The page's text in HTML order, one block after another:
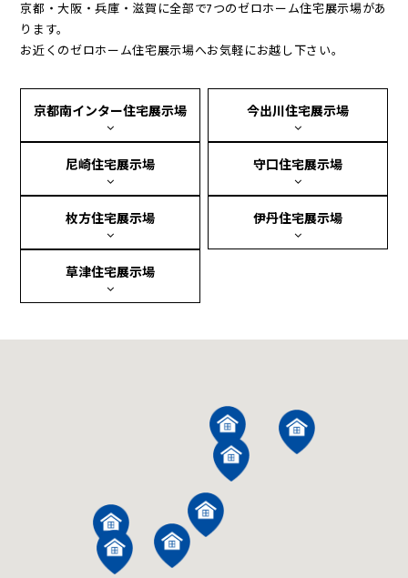
京都・大阪・兵庫・滋賀に全部で7つのゼロホーム住宅展示場があ
ります。
お近くのゼロホーム住宅展示場へお気軽にお越し下さい。
京都南インター住宅展示場 今出川住宅展示場
尼崎住宅展示場 守口住宅展示場
枚方住宅展示場 伊丹住宅展示場
草津住宅展示場